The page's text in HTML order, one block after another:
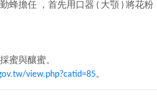
蜂擔任 ，首先用口器 ( 大顎 ) 將花粉
蜜與釀蜜。
view.php?catid=85。